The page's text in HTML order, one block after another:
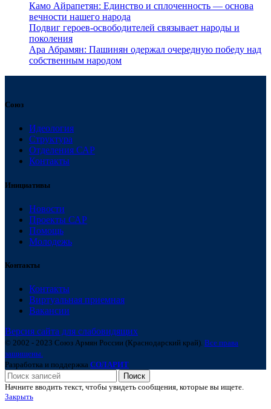
Камо Айрапетян: Единство и сплоченность — основа
вечности нашего народа
Подвиг героев-освободителей связывает народы и
поколения
Ара Абрамян: Пашинян одержал очередную победу над
собственным народом
Союз
Идеология
Структура
Отделения САР
Контакты
Инициативы
Новости
Проекты САР
Помощь
Молодежь
Контакты
Контакты
Виртуальная приемная
Вакансии
Версия сайта для слабовидящих
© 2002 - 2023 Союз Армян России (Краснодарский край). Все права
защищены.
Разработка и поддержка СОЛАРИТ
Поиск
Начните вводить текст, чтобы увидеть сообщения, которые вы ищете.
Закрыть